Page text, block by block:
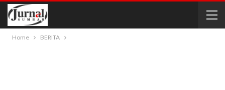
Home BERITA